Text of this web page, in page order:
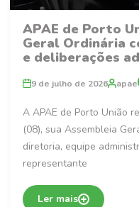
APAE de Porto
Geral Ordinária
e deliberações
9 de julho de 2026 apae
A APAE de Porto União
(08), sua Assembleia
diretoria, equipe
representante
Ler mais